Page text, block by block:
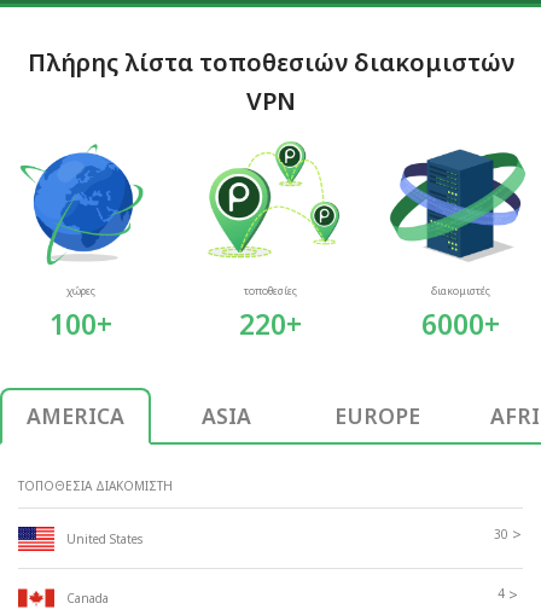
Πλήρης λίστα τοποθεσιών διακομιστών
VPN
χώρες
100+
τοποθεσίες
220+
διακομιστές
6000+
AMERICA ASIA EUROPE
ΤΟΠΟΘΕΣΙΑ ΔΙΑΚΟΜΙΣΤΗ
United States 30 >
Canada 4 >